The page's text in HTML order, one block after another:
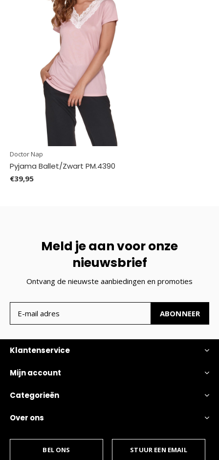
Doctor Nap
Pyjama Ballet/Zwart PM.4390
€39,95
Meld je aan voor onze
nieuwsbrief
Ontvang de nieuwste aanbiedingen en promoties
ABONNEER
Klantenservice
Mijn account
Categorieën
Over ons
BEL ONS STUUR EEN EMAIL